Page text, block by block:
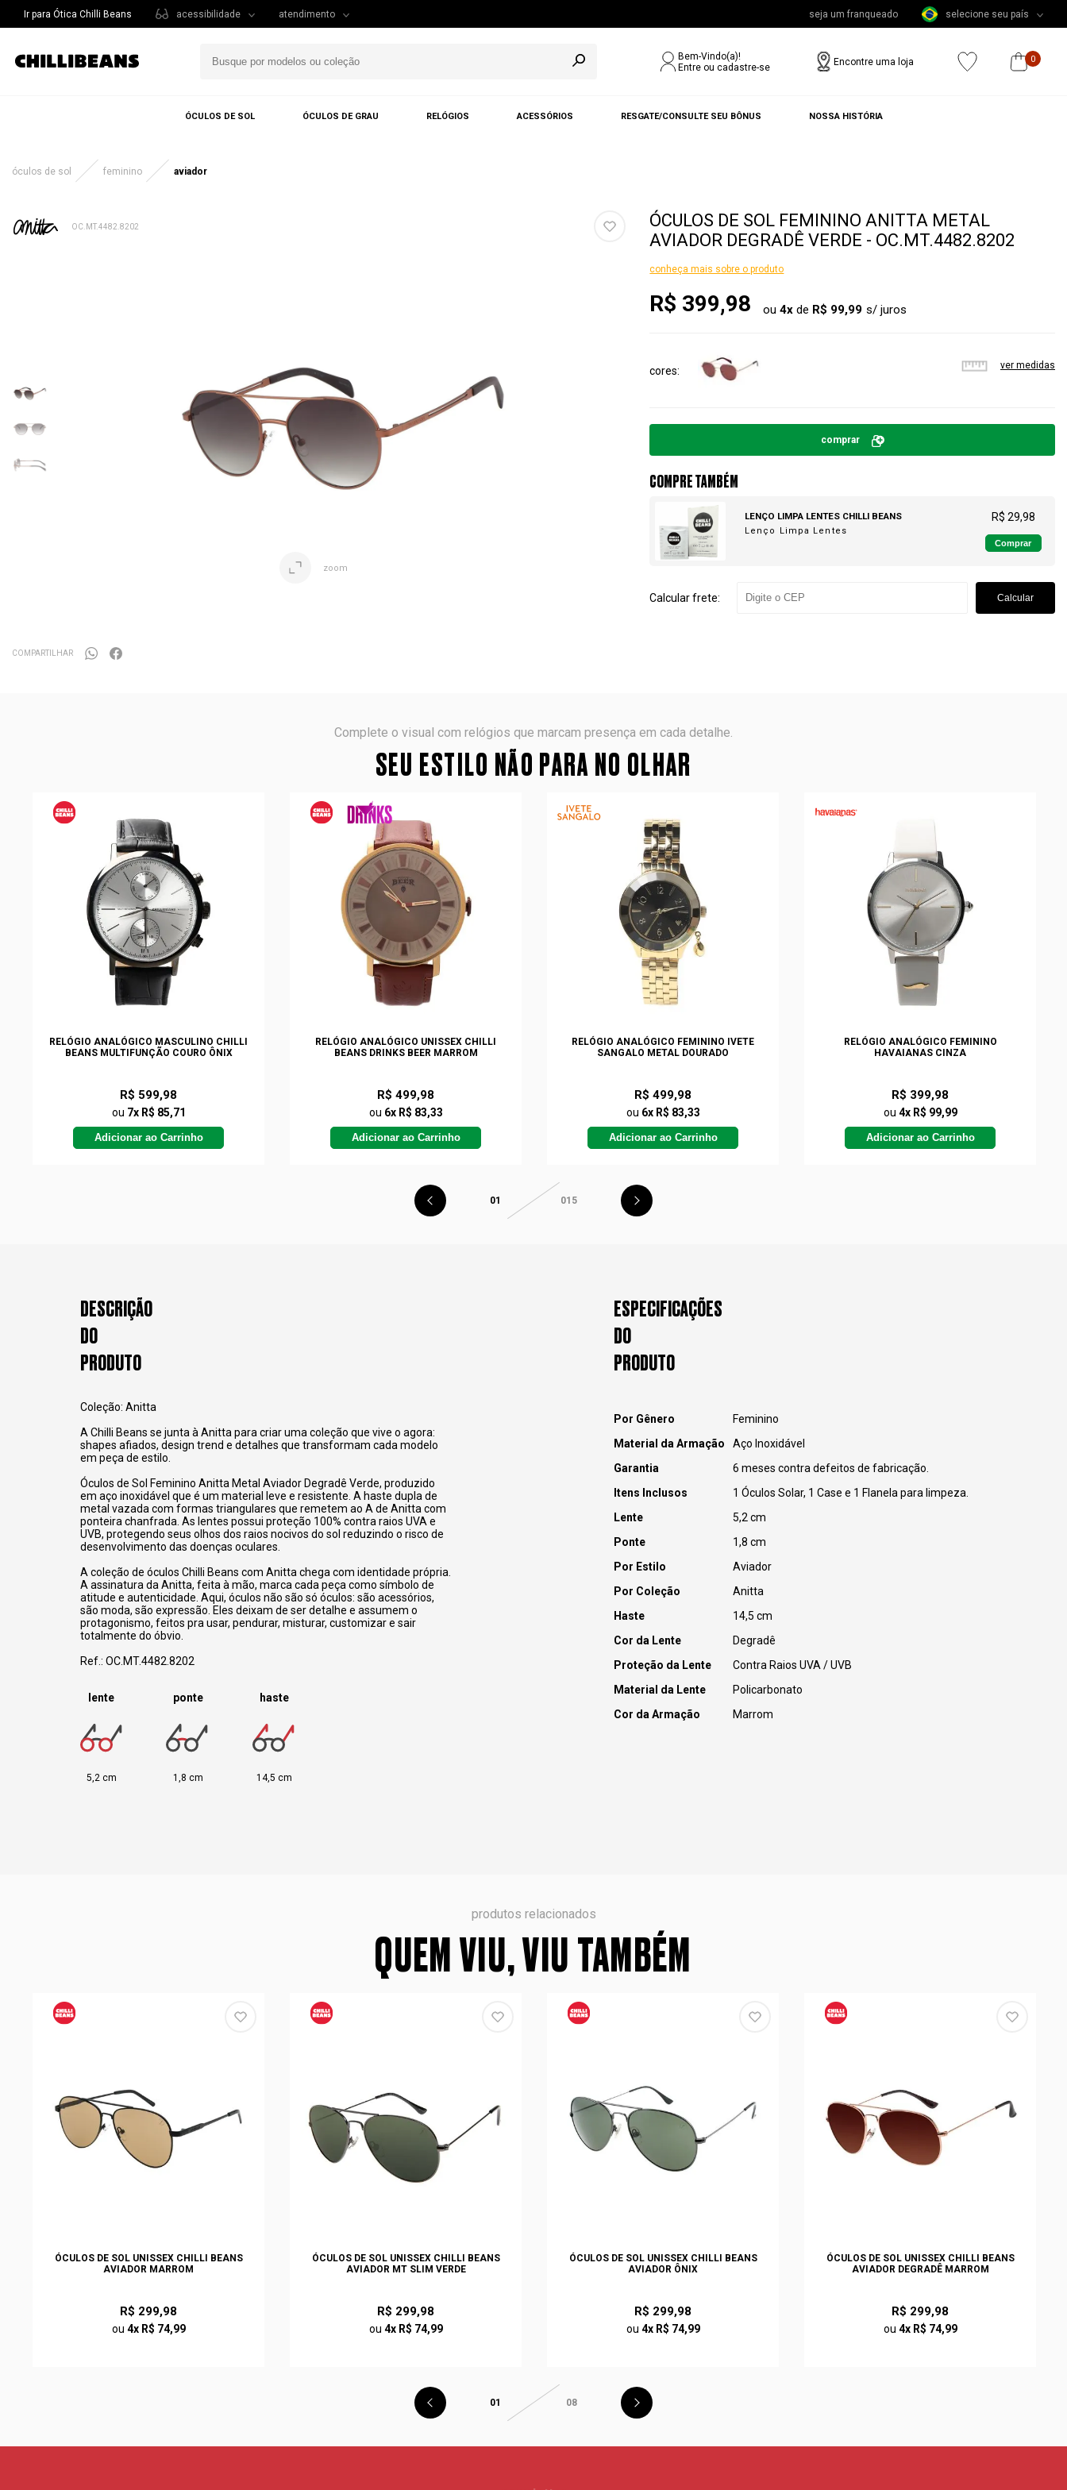
Ir para Ótica Chilli Beans acessibilidade atendimento seja um franqueado selecione seu país
Bem-Vindo(a)!
Entre ou cadastre-se
Encontre uma loja 0
ÓCULOS DE SOL ÓCULOS DE GRAU RELÓGIOS ACESSÓRIOS RESGATE/CONSULTE SEU BÔNUS NOSSA HISTÓRIA
óculos de sol feminino aviador
OC.MT.4482.8202
zoom
ÓCULOS DE SOL FEMININO ANITTA METAL
AVIADOR DEGRADÊ VERDE - OC.MT.4482.8202
conheça mais sobre o produto
R$ 399,98 ou4x de R$ 99,99
cores ver medidas
comprar
COMPRE TAMBÉM
LENÇO LIMPA LENTES CHILLI BEANS
Lenço Limpa Lentes
R$ 29,98
Comprar
Calcular frete: Calcular
COMPARTILHAR
Complete o visual com relógios que marcam presença em cada detalhe.
SEU ESTILO NÃO PARA NO OLHAR
RELÓGIO ANALÓGICO MASCULINO CHILLI
BEANS MULTIFUNÇÃO COURO ÔNIX
R$ 599,98
ou 7x R$ 85,71
Adicionar ao Carrinho
RELÓGIO ANALÓGICO UNISSEX CHILLI
BEANS DRINKS BEER MARROM
R$ 499,98
ou 6x R$ 83,33
Adicionar ao Carrinho
RELÓGIO ANALÓGICO FEMININO IVETE
SANGALO METAL DOURADO
R$ 499,98
ou 6x R$ 83,33
Adicionar ao Carrinho
RELÓGIO ANALÓGICO FEMININO
HAVAIANAS CINZA
R$ 399,98
ou 4x R$ 99,99
Adicionar ao Carrinho
01 015
DESCRIÇÃO
DO
PRODUTO
Coleção: Anitta
A Chilli Beans se junta à Anitta para criar uma coleção que vive o agora:
shapes afiados, design trend e detalhes que transformam cada modelo
em peça de estilo.
Óculos de Sol Feminino Anitta Metal Aviador Degradê Verde, produzido
em aço inoxidável que é um material leve e resistente. A haste dupla de
metal vazada com formas triangulares que remetem ao A de Anitta com
ponteira chanfrada. As lentes possui proteção 100% contra raios UVA e
UVB, protegendo seus olhos dos raios nocivos do sol reduzindo o risco de
desenvolvimento das doenças oculares.
A coleção de óculos Chilli Beans com Anitta chega com identidade própria.
A assinatura da Anitta, feita à mão, marca cada peça como símbolo de
atitude e autenticidade. Aqui, óculos não são só óculos: são acessórios,
são moda, são expressão. Eles deixam de ser detalhe e assumem o
protagonismo, feitos pra usar, pendurar, misturar, customizar e sair
totalmente do óbvio.
Ref.: OC.MT.4482.8202
lente
5,2 cm
ponte
1,8 cm
haste
14,5 cm
ESPECIFICAÇÕES
DO
PRODUTO
Por Gênero
Feminino
Material da Armação
Aço Inoxidável
Garantia
6 meses contra defeitos de fabricação.
Itens Inclusos
1 Óculos Solar, 1 Case e 1 Flanela para limpeza.
Lente
5,2 cm
Ponte
1,8 cm
Por Estilo
Aviador
Por Coleção
Anitta
Haste
14,5 cm
Cor da Lente
Degradê
Proteção da Lente
Contra Raios UVA / UVB
Material da Lente
Policarbonato
Cor da Armação
Marrom
produtos relacionados
QUEM VIU, VIU TAMBÉM
ÓCULOS DE SOL UNISSEX CHILLI BEANS
AVIADOR MARROM
R$ 299,98
ou 4x R$ 74,99
ÓCULOS DE SOL UNISSEX CHILLI BEANS
AVIADOR MT SLIM VERDE
R$ 299,98
ou 4x R$ 74,99
ÓCULOS DE SOL UNISSEX CHILLI BEANS
AVIADOR ÔNIX
R$ 299,98
ou 4x R$ 74,99
ÓCULOS DE SOL UNISSEX CHILLI BEANS
AVIADOR DEGRADÊ MARROM
R$ 299,98
ou 4x R$ 74,99
01 08